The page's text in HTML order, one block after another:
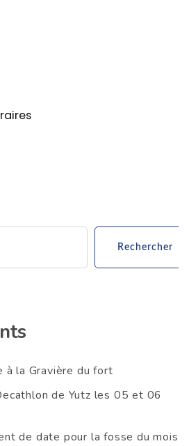
Rechercher
à la Gravière du fort
de Yutz les 05 et 06
de date pour la fosse du mois